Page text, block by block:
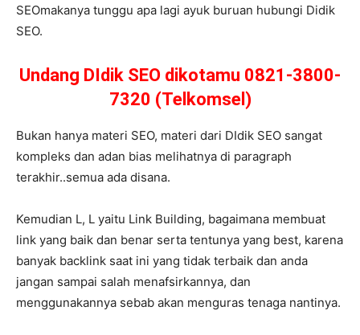
SEOmakanya tunggu apa lagi ayuk buruan hubungi Didik
SEO.
Undang DIdik SEO dikotamu 0821-3800-
7320 (Telkomsel)
Bukan hanya materi SEO, materi dari DIdik SEO sangat
kompleks dan adan bias melihatnya di paragraph
terakhir..semua ada disana.
Kemudian L, L yaitu Link Building, bagaimana membuat
link yang baik dan benar serta tentunya yang best, karena
banyak backlink saat ini yang tidak terbaik dan anda
jangan sampai salah menafsirkannya, dan
menggunakannya sebab akan menguras tenaga nantinya.